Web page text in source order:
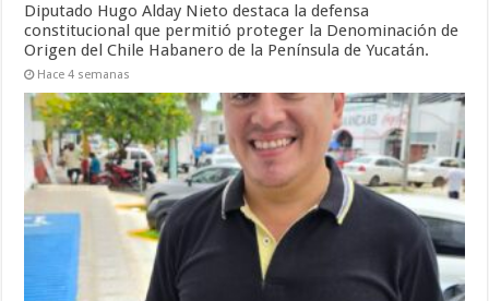
Diputado Hugo Alday Nieto destaca la defensa
constitucional que permitió proteger la Denominación de
Origen del Chile Habanero de la Península de Yucatán.
Hace 4 semanas